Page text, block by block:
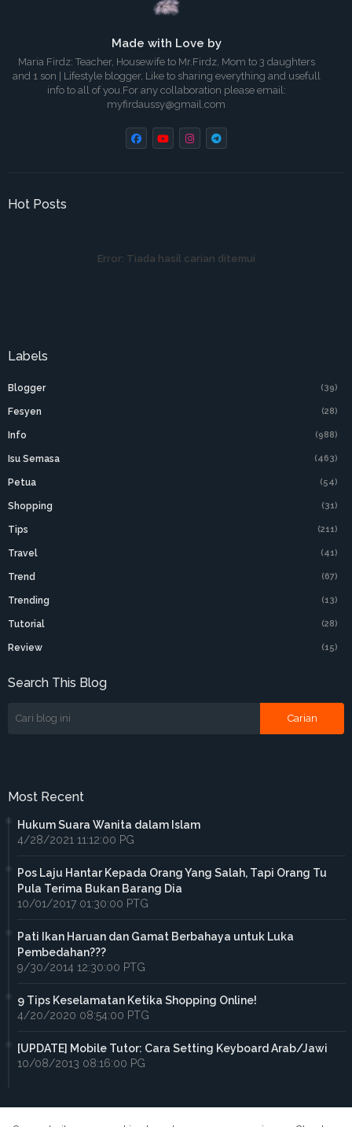
Made with Love by
Maria Firdz: Teacher, Housewife to Mr.Firdz, Mom to 3 daughters
and 1 son | Lifestyle blogger, Like to sharing everything and usefull
info to all of you.For any collaboration please email:
myfirdaussy@gmail.com
Hot Posts
Error: Tiada hasil carian ditemui
Labels
Blogger (39)
Fesyen (28)
Info (988)
Isu Semasa (463)
Petua (54)
Shopping (31)
Tips (211)
Travel (41)
Trend (67)
Trending (13)
Tutorial (28)
Review (15)
Search This Blog
Most Recent
Hukum Suara Wanita dalam Islam
4/28/2021 11:12:00 PG
Pos Laju Hantar Kepada Orang Yang Salah, Tapi Orang Tu
Pula Terima Bukan Barang Dia
10/01/2017 01:30:00 PTG
Pati Ikan Haruan dan Gamat Berbahaya untuk Luka
Pembedahan???
9/30/2014 12:30:00 PTG
9 Tips Keselamatan Ketika Shopping Online!
4/20/2020 08:54:00 PTG
[UPDATE] Mobile Tutor: Cara Setting Keyboard Arab/Jawi
10/08/2013 08:16:00 PG